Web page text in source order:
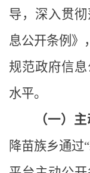
导，深入贯
息公开条例》
规范政府信
水平。
（一）
降苗族乡通过